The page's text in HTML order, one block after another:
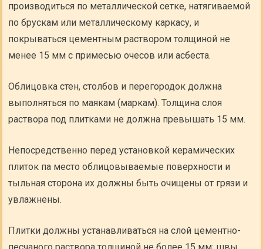
производиться по металлической сетке, натягиваемой
по брускам или металлическому каркасу, и
покрываться цементным раствором толщиной не
менее 15 мм с примесью очесов или асбеста.
Облицовка стен, столбов и перегородок должна
выполняться по маякам (маркам). Толщина слоя
раствора под плитками не должна превышать 15 мм.
Непосредственно перед установкой керамических
плиток па место облицовываемые поверхности и
тыльная сторона их должны быть очищены от грязи и
увлажнены.
Плитки должны устанавливаться на слой цементно-